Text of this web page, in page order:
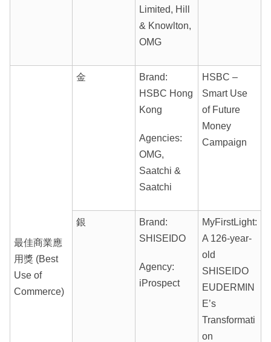
Limited, Hill
& Knowlton,
OMG
最佳商業應
用獎 (Best
Use of
Commerce)
金
Brand:
HSBC Hong
Kong
Agencies:
OMG,
Saatchi &
Saatchi
HSBC –
Smart Use
of Future
Money
Campaign
銀
Brand:
SHISEIDO
Agency:
iProspect
MyFirstLight:
A 126-year-
old
SHISEIDO
EUDERMIN
E’s
Transformati
on